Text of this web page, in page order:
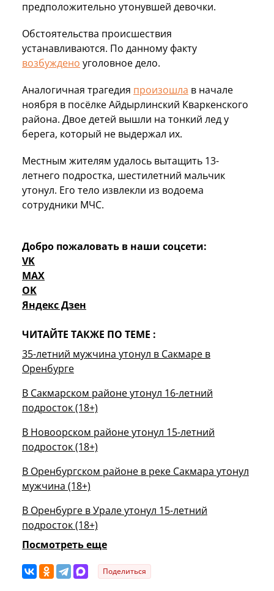
предположительно утонувшей девочки.
Обстоятельства происшествия
устанавливаются. По данному факту
возбуждено уголовное дело.
Аналогичная трагедия произошла в начале
ноября в посёлке Айдырлинский Кваркенского
района. Двое детей вышли на тонкий лед у
берега, который не выдержал их.
Местным жителям удалось вытащить 13-
летнего подростка, шестилетний мальчик
утонул. Его тело извлекли из водоема
сотрудники МЧС.
Добро пожаловать в наши соцсети:
VK
MAX
OK
Яндекс Дзен
ЧИТАЙТЕ ТАКЖЕ ПО ТЕМЕ :
35-летний мужчина утонул в Сакмаре в
Оренбурге
В Сакмарском районе утонул 16-летний
подросток (18+)
В Новоорском районе утонул 15-летний
подросток (18+)
В Оренбургском районе в реке Сакмара утонул
мужчина (18+)
В Оренбурге в Урале утонул 15-летний
подросток (18+)
Посмотреть еще
Поделиться